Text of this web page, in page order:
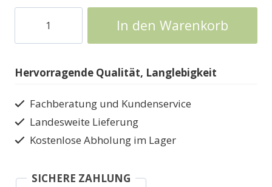
Garage
mit
Stellplätzen
Aluminium-
TFP2-
Y
In den Warenkorb
Hervorragende Qualität, Langlebigkeit
Fachberatung und Kundenservice
Landesweite Lieferung
Kostenlose Abholung im Lager
SICHERE ZAHLUNG